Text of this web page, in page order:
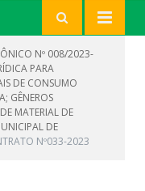
Nº 008/2023-
PARA
DE CONSUMO
GÊNEROS
MATERIAL DE
DE
Nº033-2023